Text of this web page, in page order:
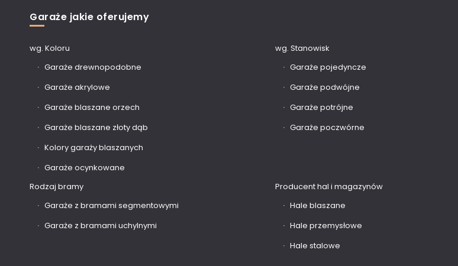
Garaże jakie oferujemy
wg. Koloru
Garaże drewnopodobne
Garaże akrylowe
Garaże blaszane orzech
Garaże blaszane złoty dąb
Kolory garaży blaszanych
Garaże ocynkowane
wg. Stanowisk
Garaże pojedyncze
Garaże podwójne
Garaże potrójne
Garaże poczwórne
Rodzaj bramy
Garaże z bramami segmentowymi
Garaże z bramami uchylnymi
Producent hal i magazynów
Hale blaszane
Hale przemysłowe
Hale stalowe